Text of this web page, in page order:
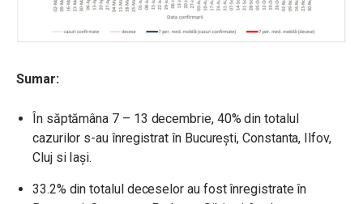
Sumar:
În săptămâna 7 – 13 decembrie, 40% din totalul
cazurilor s-au înregistrat în București, Constanta, Ilfov,
Cluj si Iași.
33.2% din totalul deceselor au fost înregistrate în